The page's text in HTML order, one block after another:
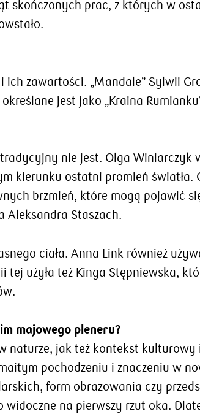
skończonych prac, z których w
zawartości. „Mandale” Sylwii
jest jako „Kraina
nie jest. Olga Winiarczyk
kierunku ostatni promień światła.
brzmień, które mogą pojawić
Aleksandra Staszach.
ciała. Anna Link również
użyła też Kinga Stępniewska,
majowego pleneru?
naturze, jak też kontekst
pochodzeniu i znaczeniu w
form obrazowania czy
na pierwszy rzut oka.